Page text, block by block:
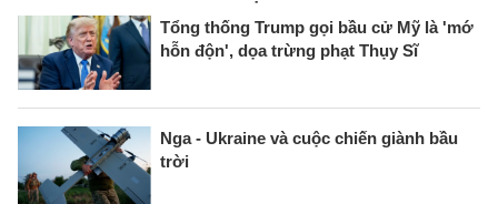
Tổng thống Trump gọi bầu cử Mỹ là 'mớ
hỗn độn', dọa trừng phạt Thụy Sĩ
Nga - Ukraine và cuộc chiến giành bầu
trời